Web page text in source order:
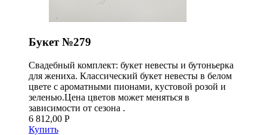
Букет №279
Свадебный комплект: букет невесты и бутоньерка
для жениха. Классический букет невесты в белом
цвете с ароматными пионами, кустовой розой и
зеленью.Цена цветов может меняться в
зависимости от сезона .
6 812,00 Р
Купить